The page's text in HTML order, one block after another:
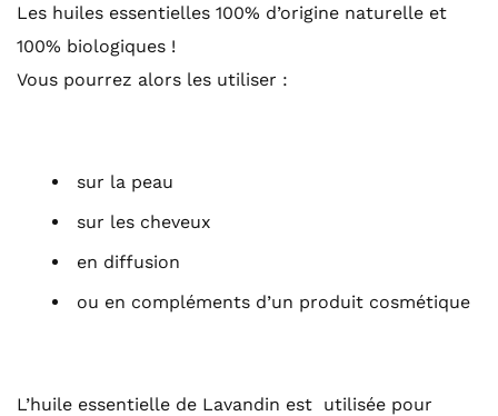
Les huiles essentielles 100% d’origine naturelle et
100% biologiques !
Vous pourrez alors les utiliser :
sur la peau
sur les cheveux
en diffusion
ou en compléments d’un produit cosmétique
L’huile essentielle de Lavandin est utilisée pour